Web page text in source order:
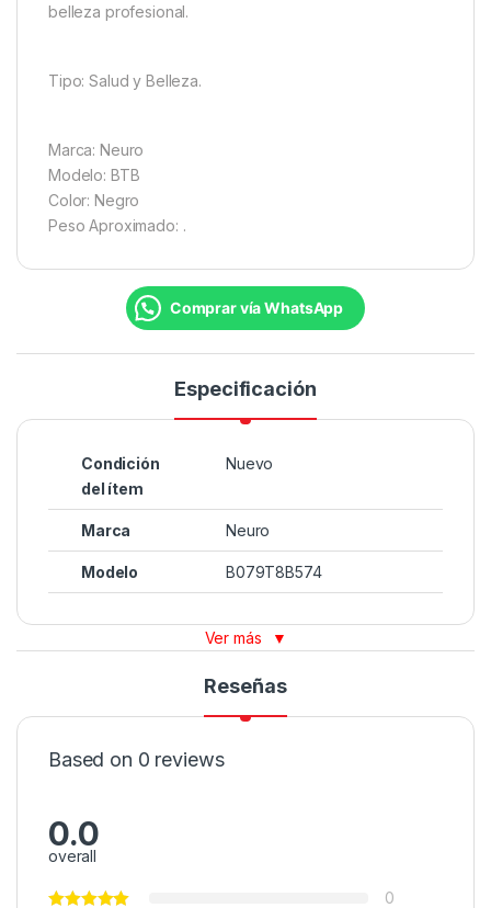
belleza profesional.
Tipo: Salud y Belleza.
Marca: Neuro
Modelo: BTB
Color: Negro
Peso Aproximado: .
Comprar vía WhatsApp
Especificación
Condición
del ítem
Nuevo
Marca Neuro
Modelo B079T8B574
Ver más ▼
Reseñas
Based on 0 reviews
0.0
overall
0